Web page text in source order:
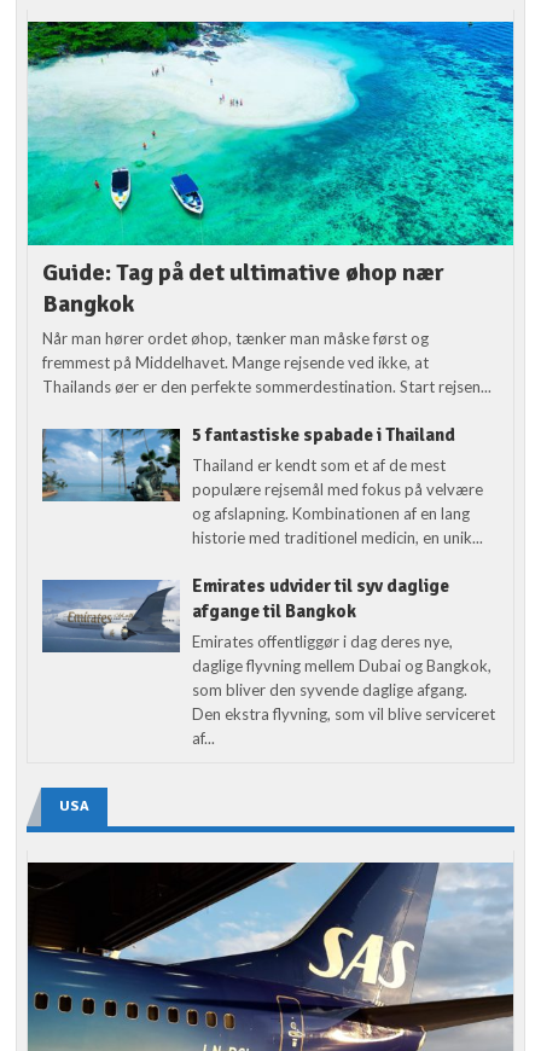
Guide: Tag på det ultimative øhop nær
Bangkok
Når man hører ordet øhop, tænker man måske først og
fremmest på Middelhavet. Mange rejsende ved ikke, at
Thailands øer er den perfekte sommerdestination. Start rejsen...
5 fantastiske spabade i Thailand
Thailand er kendt som et af de mest
populære rejsemål med fokus på velvære
og afslapning. Kombinationen af en lang
historie med traditionel medicin, en unik...
Emirates udvider til syv daglige
afgange til Bangkok
Emirates offentliggør i dag deres nye,
daglige flyvning mellem Dubai og Bangkok,
som bliver den syvende daglige afgang.
Den ekstra flyvning, som vil blive serviceret
af...
USA